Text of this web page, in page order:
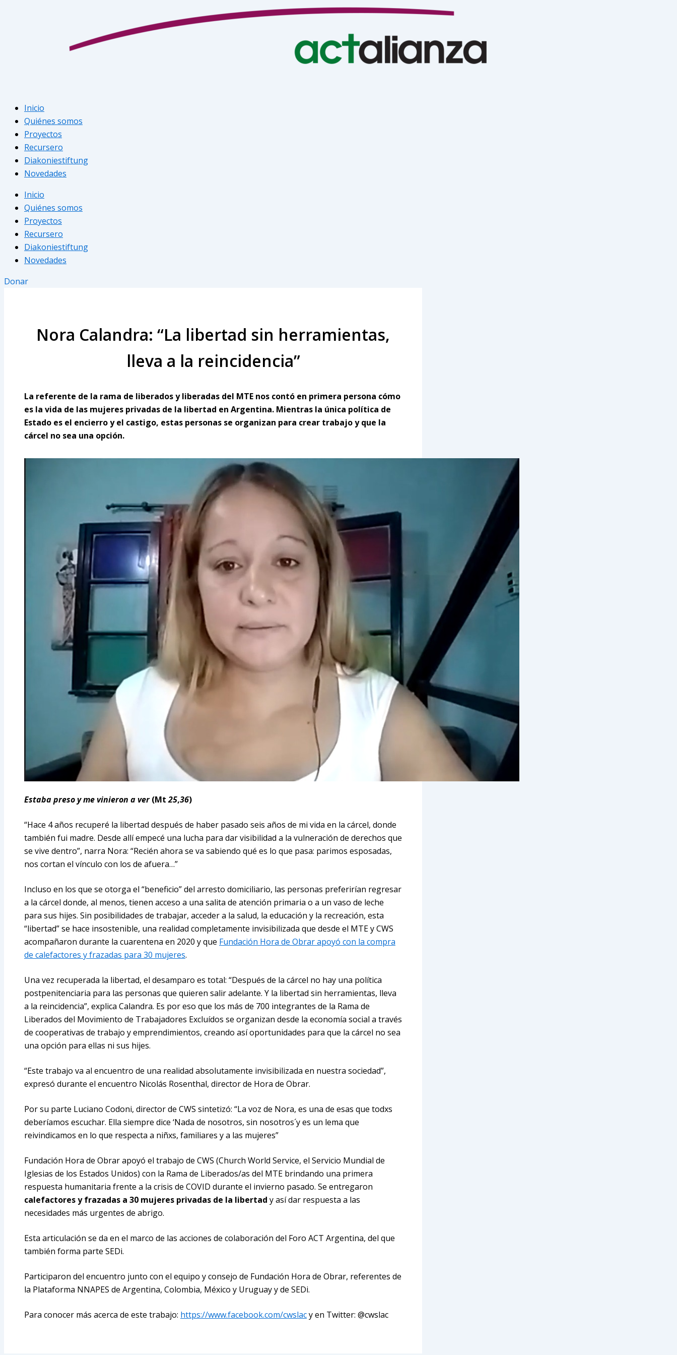
Inicio
Quiénes somos
Proyectos
Recursero
Diakoniestiftung
Novedades
Inicio
Quiénes somos
Proyectos
Recursero
Diakoniestiftung
Novedades
Donar
Nora Calandra: “La libertad sin herramientas,
lleva a la reincidencia”
La referente de la rama de liberados y liberadas del MTE nos contó en primera persona cómo
es la vida de las mujeres privadas de la libertad en Argentina. Mientras la única política de
Estado es el encierro y el castigo, estas personas se organizan para crear trabajo y que la
cárcel no sea una opción.
Estaba preso y me vinieron a ver(Mt25,36)
“Hace 4 años recuperé la libertad después de haber pasado seis años de mi vida en la cárcel, donde
también fui madre. Desde allí empecé una lucha para dar visibilidad a la vulneración de derechos que
se vive dentro”, narra Nora: “Recién ahora se va sabiendo qué es lo que pasa: parimos esposadas,
nos cortan el vínculo con los de afuera…”
Incluso en los que se otorga el “beneficio” del arresto domiciliario, las personas preferirían regresar
a la cárcel donde, al menos, tienen acceso a una salita de atención primaria o a un vaso de leche
para sus hijes. Sin posibilidades de trabajar, acceder a la salud, la educación y la recreación, esta
“libertad” se hace insostenible, una realidad completamente invisibilizada que desde el MTE y CWS
acompañaron durante la cuarentena en 2020 y que Fundación Hora de Obrar apoyó con la compra
de calefactores y frazadas para 30 mujeres.
Una vez recuperada la libertad, el desamparo es total: “Después de la cárcel no hay una política
postpenitenciaria para las personas que quieren salir adelante. Y la libertad sin herramientas, lleva
a la reincidencia”, explica Calandra. Es por eso que los más de 700 integrantes de la Rama de
Liberados del Movimiento de Trabajadores Excluídos se organizan desde la economía social a través
de cooperativas de trabajo y emprendimientos, creando así oportunidades para que la cárcel no sea
una opción para ellas ni sus hijes.
“Este trabajo va al encuentro de una realidad absolutamente invisibilizada en nuestra sociedad”,
expresó durante el encuentro Nicolás Rosenthal, director de Hora de Obrar.
Por su parte Luciano Codoni, director de CWS sintetizó: “La voz de Nora, es una de esas que todxs
deberíamos escuchar. Ella siempre dice ‘Nada de nosotros, sin nosotros´y es un lema que
reivindicamos en lo que respecta a niñxs, familiares y a las mujeres”
Fundación Hora de Obrar apoyó el trabajo de CWS (Church World Service, el Servicio Mundial de
Iglesias de los Estados Unidos) con la Rama de Liberados/as del MTE brindando una primera
respuesta humanitaria frente a la crisis de COVID durante el invierno pasado. Se entregaron
calefactores y frazadas a 30 mujeres privadas de la libertad y así dar respuesta a las
necesidades más urgentes de abrigo.
Esta articulación se da en el marco de las acciones de colaboración del Foro ACT Argentina, del que
también forma parte SEDi.
Participaron del encuentro junto con el equipo y consejo de Fundación Hora de Obrar, referentes de
la Plataforma NNAPES de Argentina, Colombia, México y Uruguay y de SEDi.
Para conocer más acerca de este trabajo: https://www.facebook.com/cwslacy en Twitter: @cwslac